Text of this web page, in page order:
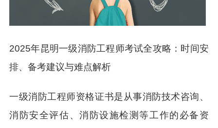
2025年昆明一级消防工程师考试全攻略：时间安
排、备考建议与难点解析
一级消防工程师资格证书是从事消防技术咨询、
消防安全评估、消防设施检测等工作的必备资